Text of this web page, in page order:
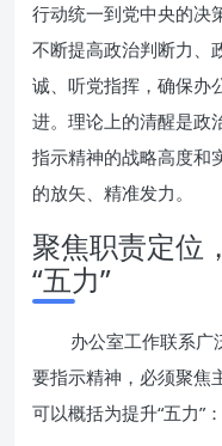
行动统一到党中央的决
不断提高政治判断力、
诚、听党指挥，确保办
进。理论上的清醒是政
指示精神的战略高度和
的放矢、精准发力。
聚焦职责定位
“五力”
办公室工作联系广
要指示精神，必须聚焦
可以概括为提升“五力”：